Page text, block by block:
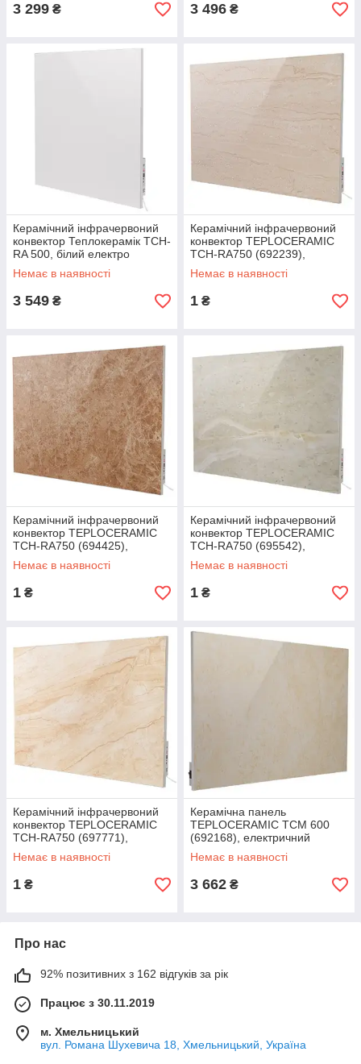
3 299 ₴ 3 496 ₴
Керамічний інфрачервоний
конвектор Теплокерамік TCH-
RA 500, білий електро
обігрівач з терморегулятором
Немає в наявності
3 549 ₴
Керамічний інфрачервоний
конвектор TEPLOCERAMIC
TCH-RA750 (692239),
бежевий обігрівач з
терморегулятором
Немає в наявності
1 ₴
Керамічний інфрачервоний
конвектор TEPLOCERAMIC
TCH-RA750 (694425),
обігрівач з терморегулятором
Немає в наявності
1 ₴
Керамічний інфрачервоний
конвектор TEPLOCERAMIC
TCH-RA750 (695542),
обігрівач з терморегулятором
Немає в наявності
1 ₴
Керамічний інфрачервоний
конвектор TEPLOCERAMIC
TCH-RA750 (697771),
обігрівач з терморегулятором
Немає в наявності
1 ₴
Керамічна панель
TEPLOCERAMIC TCM 600
(692168), електричний
обігрівач
Немає в наявності
3 662 ₴
Про нас
92% позитивних з 162 відгуків за рік
Працює з 30.11.2019
м. Хмельницький
вул. Романа Шухевича 18, Хмельницький, Україна